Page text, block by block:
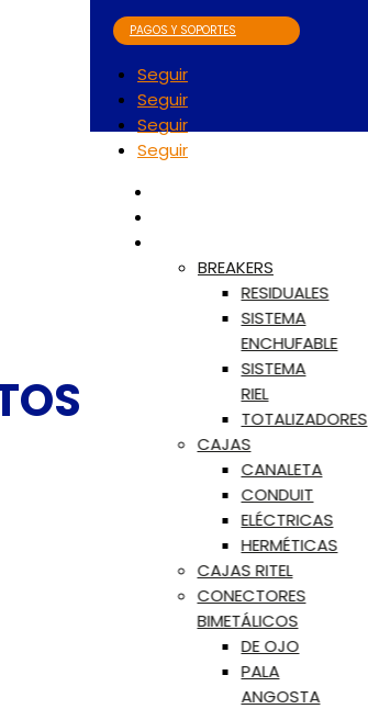
PAGOS Y SOPORTES
Seguir
Seguir
Seguir
Seguir
BREAKERS
RESIDUALES
SISTEMA
ENCHUFABLE
SISTEMA
RIEL
TOTALIZADORES
CAJAS
CANALETA
CONDUIT
ELÉCTRICAS
HERMÉTICAS
CAJAS RITEL
CONECTORES
BIMETÁLICOS
DE OJO
PALA
ANGOSTA